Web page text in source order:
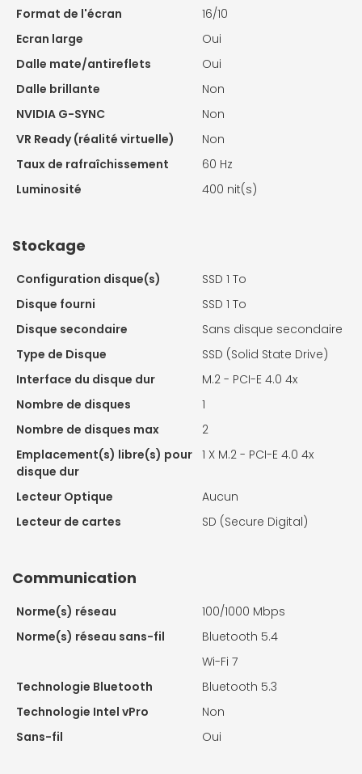
Format de l'écran
16/10
Ecran large
Oui
Dalle mate/antireflets
Oui
Dalle brillante
Non
NVIDIA G-SYNC
Non
VR Ready (réalité virtuelle)
Non
Taux de rafraîchissement
60 Hz
Luminosité
400 nit(s)
Stockage
Configuration disque(s)
SSD 1 To
Disque fourni
SSD 1 To
Disque secondaire
Sans disque secondaire
Type de Disque
SSD (Solid State Drive)
Interface du disque dur
M.2 - PCI-E 4.0 4x
Nombre de disques
1
Nombre de disques max
2
Emplacement(s) libre(s) pour
disque dur
1 X M.2 - PCI-E 4.0 4x
Lecteur Optique
Aucun
Lecteur de cartes
SD (Secure Digital)
Communication
Norme(s) réseau
100/1000 Mbps
Norme(s) réseau sans-fil
Bluetooth 5.4
Wi-Fi 7
Technologie Bluetooth
Bluetooth 5.3
Technologie Intel vPro
Non
Sans-fil
Oui